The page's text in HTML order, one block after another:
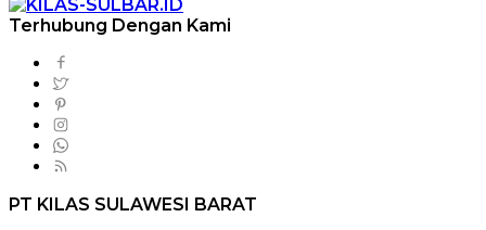
Terhubung Dengan Kami
PT KILAS SULAWESI BARAT